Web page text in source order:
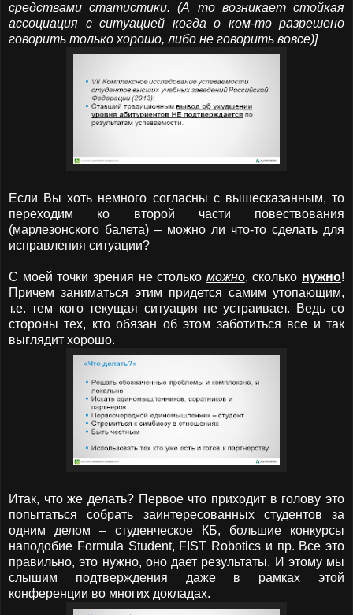
средствами статистики. (А то возникает стойкая
ассоциация с ситуацией когда о ком-то разрешено
говорить только хорошо, либо не говорить вовсе)]
Если Вы хоть немного согласны с вышесказанным, то
переходим ко второй части повествования
(марлезонского балета) – можно ли что-то сделать для
исправления ситуации?
С моей точки зрения не столько можно, сколько нужно!
Причем заниматься этим придется самим утопающим,
т.е. тем кого текущая ситуация не устраивает. Ведь со
стороны тех, кто обязан об этом заботиться все и так
выглядит хорошо.
Итак, что же делать? Первое что приходит в голову это
попытаться собрать заинтересованных студентов за
одним делом – студенческое КБ, большие конкурсы
наподобие Formula Student, FIST Robotics и пр. Все это
правильно, это нужно, оно дает результаты. И этому мы
слышим подтверждения даже в рамках этой
конференции во многих докладах.